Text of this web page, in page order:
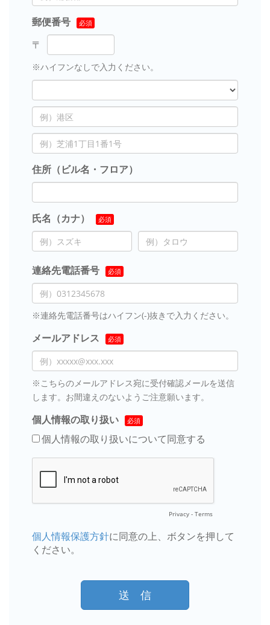
郵便番号
※ハイフンなしで入力ください。
住所（ビル名・フロア）
氏名（カナ）
連絡先電話番号
※連絡先電話番号はハイフン(-)抜きで入力ください。
メールアドレス
※こちらのメールアドレス宛に受付確認メールを送信
します。お間違えのないようご注意願います。
個人情報の取り扱い
個人情報の取り扱いについて同意する
Privacy - Terms
個人情報保護方針に同意の上、ボタンを押して
ください。